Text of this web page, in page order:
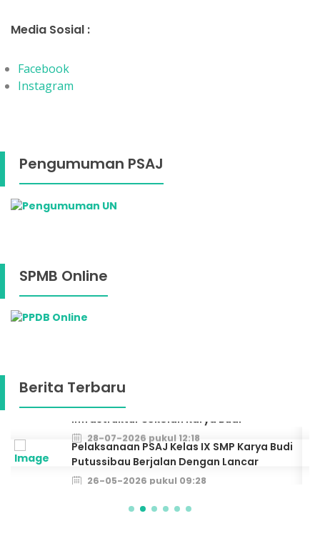
Media Sosial :
Facebook
Instagram
Pengumuman PSAJ
SPMB Online
Berita Terbaru
Pelaksanaan PSAJ Kelas IX SMP Karya Budi
Putussibau Berjalan Dengan Lancar
26-05-2026 pukul 09:28